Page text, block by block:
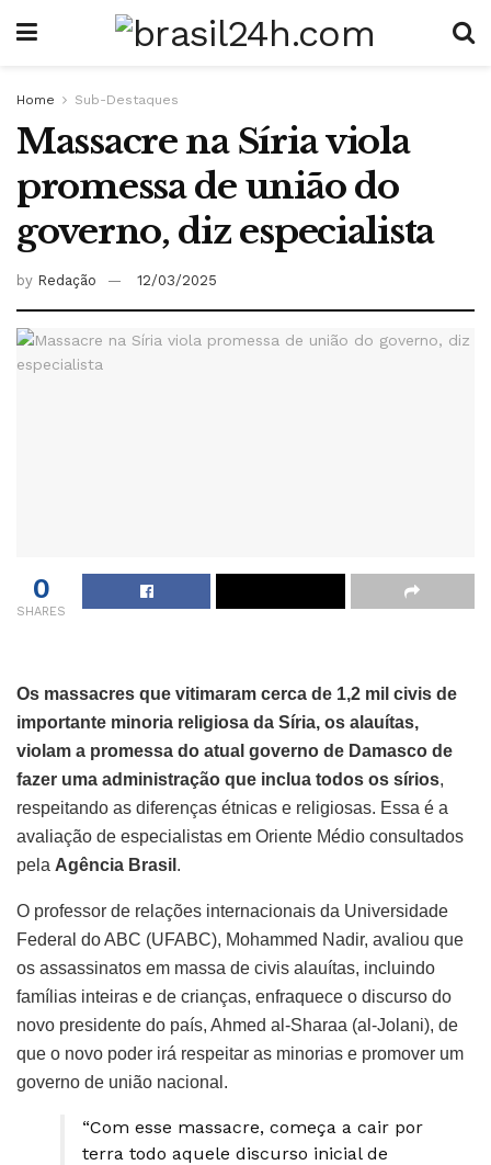
Home Sub-Destaques
Massacre na Síria viola
promessa de união do
governo, diz especialista
by Redação 12/03/2025
0
SHARES
Os massacres que vitimaram cerca de 1,2 mil civis de
importante minoria religiosa da Síria, os alauítas,
violam a promessa do atual governo de Damasco de
fazer uma administração que inclua todos os sírios,
respeitando as diferenças étnicas e religiosas. Essa é a
avaliação de especialistas em Oriente Médio consultados
pela Agência Brasil .
O professor de relações internacionais da Universidade
Federal do ABC (UFABC), Mohammed Nadir, avaliou que
os assassinatos em massa de civis alauítas, incluindo
famílias inteiras e de crianças, enfraquece o discurso do
novo presidente do país, Ahmed al-Sharaa (al-Jolani), de
que o novo poder irá respeitar as minorias e promover um
governo de união nacional.
“Com esse massacre, começa a cair por
terra todo aquele discurso inicial de